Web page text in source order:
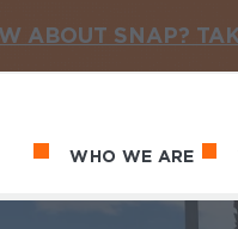
ABOUT SNAP?
Main
WHO WE ARE